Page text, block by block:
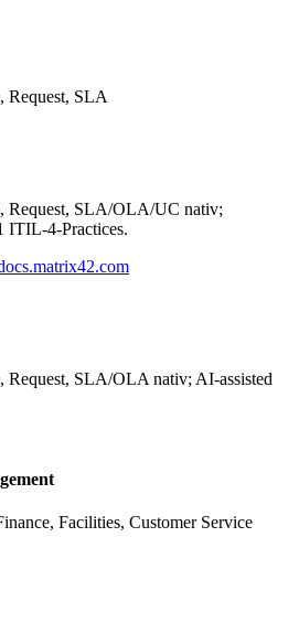
Request, SLA
Request, SLA/OLA/UC nativ;
ITIL-4-Practices.
Request, SLA/OLA nativ; AI-assisted
Facilities, Customer Service